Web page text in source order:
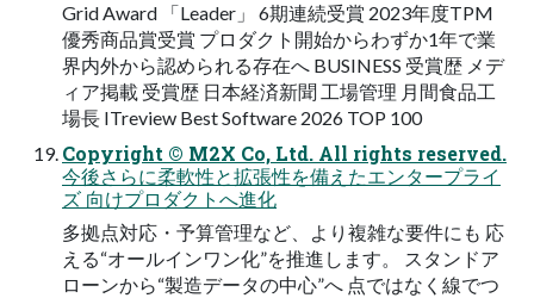
Grid Award 「Leader」 6期連続受賞 2023年度TPM
優秀商品賞受賞 プロダクト開始からわずか1年で業
界内外から認められる存在へ BUSINESS 受賞歴 メデ
ィア掲載 受賞歴 日本経済新聞 工場管理 月間食品工
場長 ITreview Best Software 2026 TOP 100
Copyright © M2X Co, Ltd. All rights reserved.
今後さらに柔軟性と拡張性を備えたエンタープライ
ズ 向けプロダクトへ進化
多拠点対応・予算管理など、より複雑な要件にも 応
える“オールインワン化”を推進します。 スタンドア
ローンから“製造データの中心”へ 点ではなく線でつ